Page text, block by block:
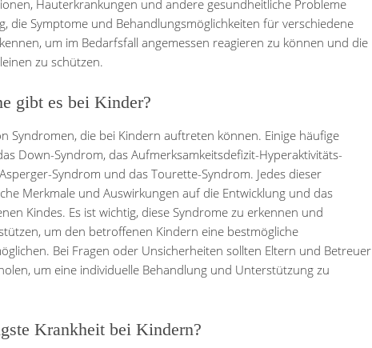
Hauterkrankungen und andere gesundheitliche Probleme
die Symptome und Behandlungsmöglichkeiten für verschiedene
um im Bedarfsfall angemessen reagieren zu können und die
zu schützen.
gibt es bei Kinder?
Syndromen, die bei Kindern auftreten können. Einige häufige
Down-Syndrom, das Aufmerksamkeitsdefizit-Hyperaktivitäts-
Syndrom und das Tourette-Syndrom. Jedes dieser
Merkmale und Auswirkungen auf die Entwicklung und das
Kindes. Es ist wichtig, diese Syndrome zu erkennen und
um den betroffenen Kindern eine bestmögliche
Bei Fragen oder Unsicherheiten sollten Eltern und Betreuer
um eine individuelle Behandlung und Unterstützung zu
Krankheit bei Kindern?